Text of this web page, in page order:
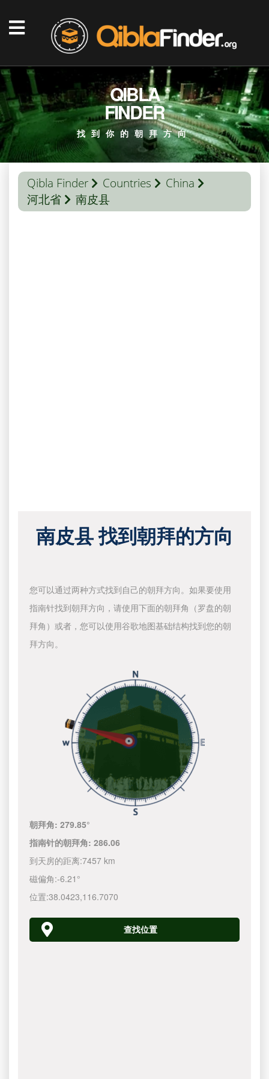
QIBLA
FINDER
找到你的朝拜方向
Qibla Finder Countries
China
河北省
南皮县
南皮县 找到朝拜的方向
您可以通过两种方式找到自己的朝拜方向。如果要使用
指南针找到朝拜方向，请使用下面的朝拜角（罗盘的朝
拜角）或者，您可以使用谷歌地图基础结构找到您的朝
拜方向。
朝拜角:279.85°
指南针的朝拜角:286.06
到天房的距离:7457 km
磁偏角:-6.21°
位置:38.0423,116.7070
查找位置